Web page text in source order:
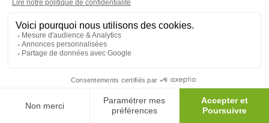
culturels et historiques pour que retraite rime avec bien-
être, loisirs et détente. Le long du Rhône, ce magnifique
plateaux, avec son incontournable centre artistique et
culturel, la belle Lyon et ses nombreuses attractions, ses
rues piétonnes et commerçantes, ses petits cafés et ses
nombreux parcs et jardins verdoyants comme le fameux